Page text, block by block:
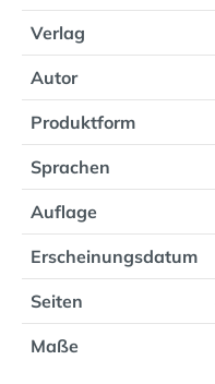
Verlag
Autor
Produktform
Sprachen
Auflage
Erscheinungsdatum
Seiten
Maße